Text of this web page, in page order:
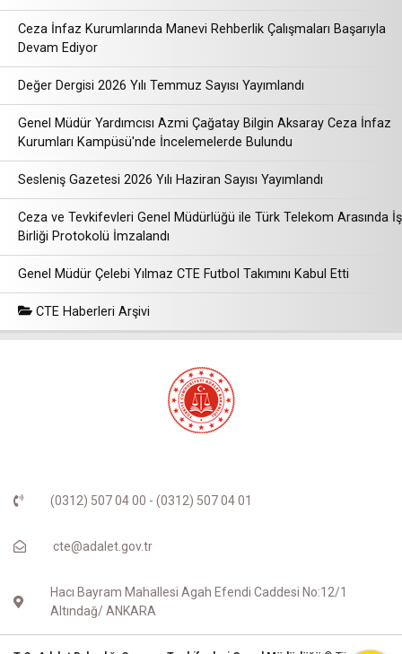
Ceza İnfaz Kurumlarında Manevi Rehberlik Çalışmaları Başarıyla
Devam Ediyor
Değer Dergisi 2026 Yılı Temmuz Sayısı Yayımlandı
Genel Müdür Yardımcısı Azmi Çağatay Bilgin Aksaray Ceza İnfaz
Kurumları Kampüsü'nde İncelemelerde Bulundu
Sesleniş Gazetesi 2026 Yılı Haziran Sayısı Yayımlandı
Ceza ve Tevkifevleri Genel Müdürlüğü ile Türk Telekom Arasında İş
Birliği Protokolü İmzalandı
Genel Müdür Çelebi Yılmaz CTE Futbol Takımını Kabul Etti
CTE Haberleri Arşivi
(0312) 507 04 00 - (0312) 507 04 01
cte@adalet.gov.tr
Hacı Bayram Mahallesi Agah Efendi Caddesi No:12/1
Altındağ/ ANKARA